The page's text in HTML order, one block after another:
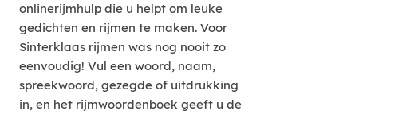
onlinerijmhulp die u helpt om leuke
gedichten en rijmen te maken. Voor
Sinterklaas rijmen was nog nooit zo
eenvoudig! Vul een woord, naam,
spreekwoord, gezegde of uitdrukking
in, en het rijmwoordenboek geeft u de